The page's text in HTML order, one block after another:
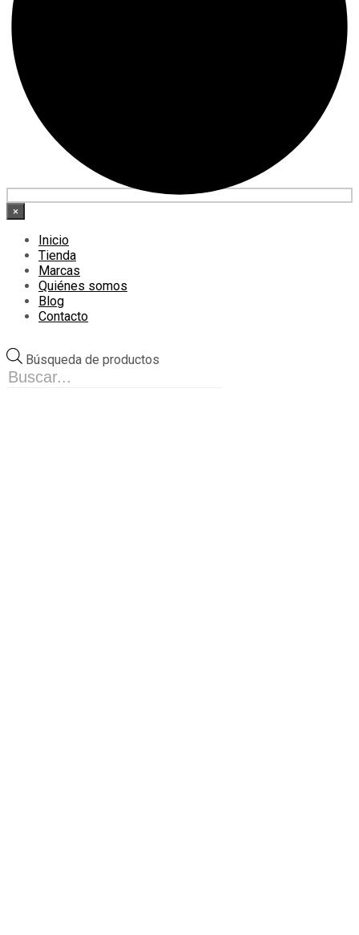
×
Inicio
Tienda
Marcas
Quiénes somos
Blog
Contacto
Búsqueda de productos